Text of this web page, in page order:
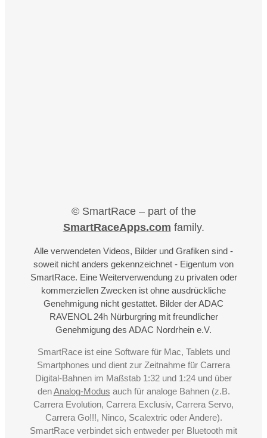
© SmartRace – part of the
SmartRaceApps.com family.
Alle verwendeten Videos, Bilder und Grafiken sind -
soweit nicht anders gekennzeichnet - Eigentum von
SmartRace. Eine Weiterverwendung zu privaten oder
kommerziellen Zwecken ist ohne ausdrückliche
Genehmigung nicht gestattet. Bilder der ADAC
RAVENOL 24h Nürburgring mit freundlicher
Genehmigung des ADAC Nordrhein e.V.
SmartRace ist eine Software für Mac, Tablets und
Smartphones und dient zur Zeitnahme für Carrera
Digital-Bahnen im Maßstab 1:32 und 1:24 und über
denAnalog-Modus auch für analoge Bahnen (z.B.
Carrera Evolution, Carrera Exclusiv, Carrera Servo,
Carrera Go!!!, Ninco, Scalextric oder Andere).
SmartRace verbindet sich entweder per Bluetooth mit